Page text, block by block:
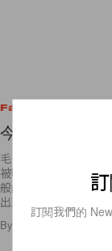
Fashion
今年冬天的時
毛衣與針織的季節即
被暖暖的毛織品圍繞
般的溫暖與舒適。隨
出現，該
By
訂閱我們的